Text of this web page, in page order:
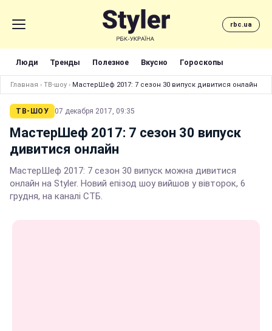
rbc.ua
Люди Тренды Полезное Вкусно Гороскопы
Главная › ТВ-шоу › МастерШеф 2017: 7 сезон 30 випуск дивитися онлайн
ТВ-ШОУ 07 декабря 2017, 09:35
МастерШеф 2017: 7 сезон 30 випуск
дивитися онлайн
МастерШеф 2017: 7 сезон 30 випуск можна дивитися
онлайн на Styler. Новий епізод шоу вийшов у вівторок, 6
грудня, на каналі СТБ.